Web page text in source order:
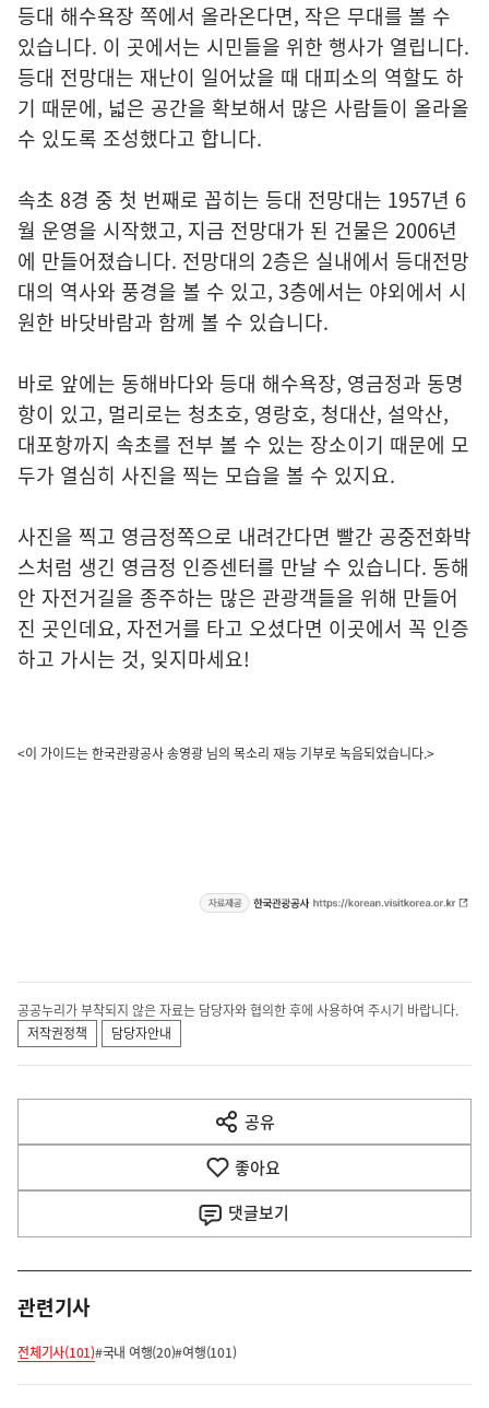
등대 해수욕장 쪽에서 올라온다면, 작은 무대를 볼 수
있습니다. 이 곳에서는 시민들을 위한 행사가 열립니다.
등대 전망대는 재난이 일어났을 때 대피소의 역할도 하
기 때문에, 넓은 공간을 확보해서 많은 사람들이 올라올
수 있도록 조성했다고 합니다.
속초 8경 중 첫 번째로 꼽히는 등대 전망대는 1957년 6
월 운영을 시작했고, 지금 전망대가 된 건물은 2006년
에 만들어졌습니다. 전망대의 2층은 실내에서 등대전망
대의 역사와 풍경을 볼 수 있고, 3층에서는 야외에서 시
원한 바닷바람과 함께 볼 수 있습니다.
바로 앞에는 동해바다와 등대 해수욕장, 영금정과 동명
항이 있고, 멀리로는 청초호, 영랑호, 청대산, 설악산,
대포항까지 속초를 전부 볼 수 있는 장소이기 때문에 모
두가 열심히 사진을 찍는 모습을 볼 수 있지요.
사진을 찍고 영금정쪽으로 내려간다면 빨간 공중전화박
스처럼 생긴 영금정 인증센터를 만날 수 있습니다. 동해
안 자전거길을 종주하는 많은 관광객들을 위해 만들어
진 곳인데요, 자전거를 타고 오셨다면 이곳에서 꼭 인증
하고 가시는 것, 잊지마세요!
<이 가이드는 한국관광공사 송영광 님의 목소리 재능 기부로 녹음되었습니다.>
공공누리가 부착되지 않은 자료는 담당자와 협의한 후에 사용하여 주시기 바랍니다.
저작권정책
담당자안내
공유
열
기
좋아요
댓글보기
관련기사
전체기사(101)#국내 여행(20)#여행(101)